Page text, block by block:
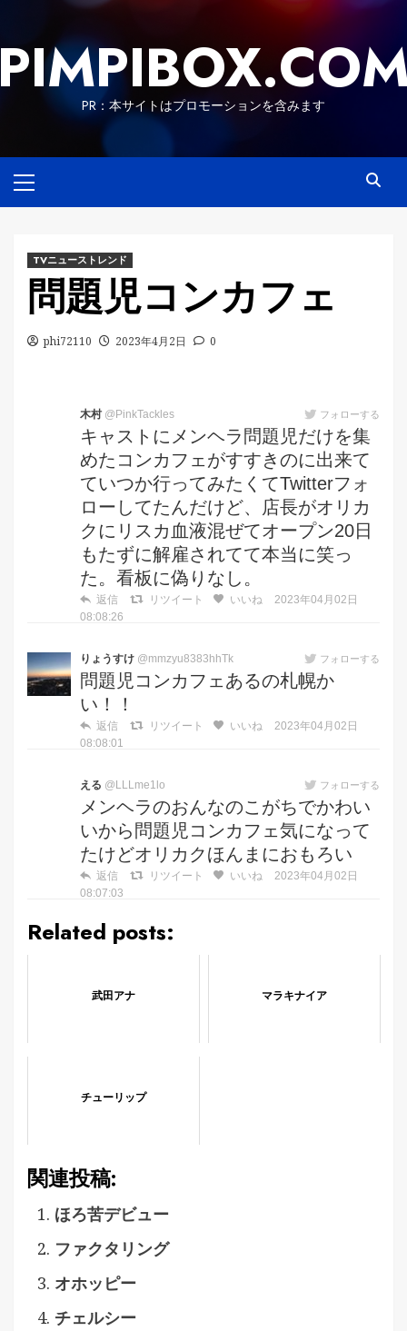
content
PR：本サイトはプロモーションを含みます
Menu
TVニューストレンド
問題児コンカフェ
phi72110 2023年4月2日 0
木村 @PinkTackles フォローする
キャストにメンヘラ問題児だけを集
めたコンカフェがすすきのに出来て
ていつか行ってみたくてTwitterフォ
ローしてたんだけど、店長がオリカ
クにリスカ血液混ぜてオープン20日
もたずに解雇されてて本当に笑っ
た。看板に偽りなし。
返信 リツイート いいね
2023年04月02日
08:08:26
りょうすけ @mmzyu8383hhTk フォローする
問題児コンカフェあるの札幌か
い！！
返信 リツイート いいね
2023年04月02日
08:08:01
える @LLLme1lo フォローする
メンヘラのおんなのこがちでかわい
いから問題児コンカフェ気になって
たけどオリカクほんまにおもろい
返信 リツイート いいね
2023年04月02日
08:07:03
Related posts:
武田アナ マラキナイア
チューリップ
関連投稿:
ほろ苦デビュー
ファクタリング
オホッピー
チェルシー